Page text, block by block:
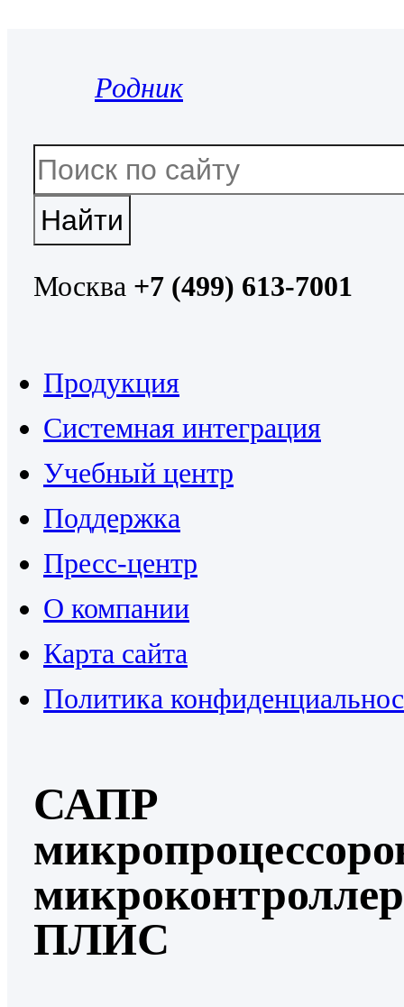
Родник
Москва +7 (499) 613-7001
Продукция
Системная интеграция
Учебный центр
Поддержка
Пресс-центр
О компании
Карта сайта
Политика
САПР
ПЛИС